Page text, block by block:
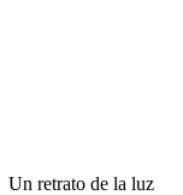
Un retrato de la luz